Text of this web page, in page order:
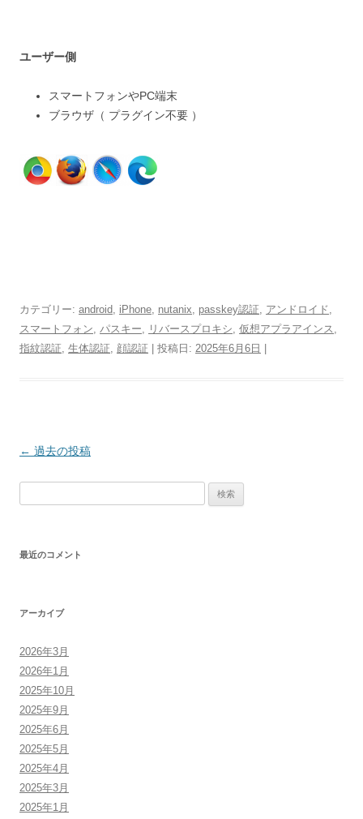
ユーザー側
スマートフォンやPC端末
ブラウザ（ プラグイン不要 ）
カテゴリー: android iPhone nutanix passkey認証 アンドロイド
スマートフォン
パスキー リバースプロキシ 仮想アプラアインス
指紋認証 生体認証 顔認証 | 投稿日: 2025年6月6日
投
ョ
← 過去の投稿
最近のコメント
アーカイブ
2026年3月
2026年1月
2025年10月
2025年9月
2025年6月
2025年5月
2025年4月
2025年3月
2025年1月